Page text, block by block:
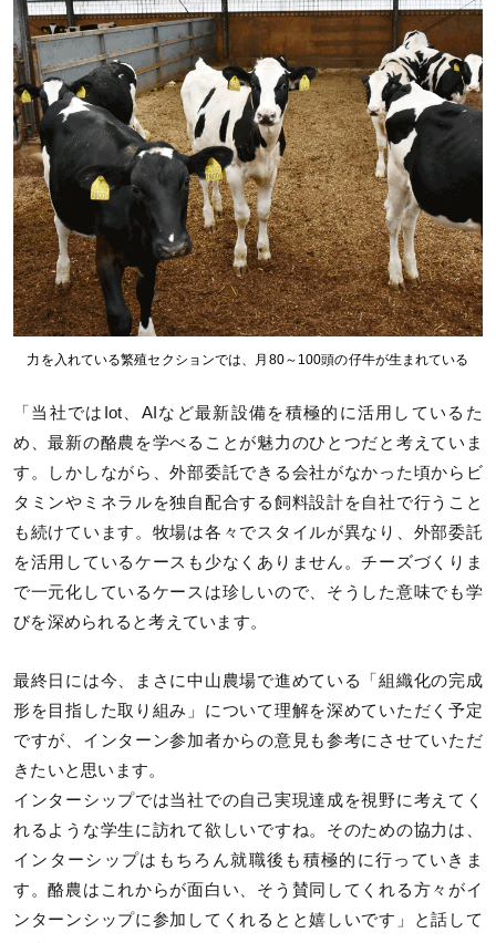
力を入れている繁殖セクションでは、月80～100頭の仔牛が生まれている
「当社ではIot、AIなど最新設備を積極的に活用しているた
め、最新の酪農を学べることが魅力のひとつだと考えていま
す。しかしながら、外部委託できる会社がなかった頃からビ
タミンやミネラルを独自配合する飼料設計を自社で行うこと
も続けています。牧場は各々でスタイルが異なり、外部委託
を活用しているケースも少なくありません。チーズづくりま
で一元化しているケースは珍しいので、そうした意味でも学
びを深められると考えています。
最終日には今、まさに中山農場で進めている「組織化の完成
形を目指した取り組み」について理解を深めていただく予定
ですが、インターン参加者からの意見も参考にさせていただ
きたいと思います。
インターシップでは当社での自己実現達成を視野に考えてく
れるような学生に訪れて欲しいですね。そのための協力は、
インターシップはもちろん就職後も積極的に行っていきま
す。酪農はこれからが面白い、そう賛同してくれる方々がイ
ンターンシップに参加してくれるとと嬉しいです」と話して